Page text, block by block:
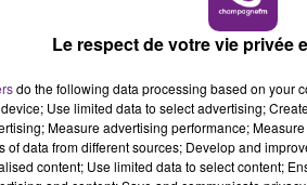
Le respect de votre vie privée
do the following data processing based on your
Use limited data to select advertising;
Measure advertising performance;
of data from different sources; Develop and
content; Use limited data to select content;